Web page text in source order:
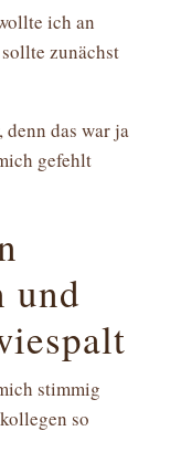
ich an
zunächst
das war ja
gefehlt
und
stimmig
so